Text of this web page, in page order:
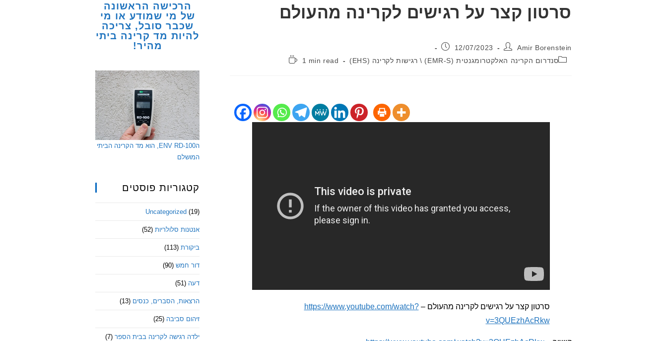
סרטון קצר על רגישים לקרינה מהעולם
מחבר:
Amir Borenstein פורסם:
12/07/2023
קטגוריה:
סנדרום הקרינה האלקטרומגנטית (EMR-S) \ רגישות לקרינה (EHS)
זמן
1 min read
סרטון קצר על רגישים לקרינה מהעולם –https://www.youtube.com/watch?
v=3QUEzhAcRkw
הרכישה הראשונה
של מי שמודע או מי
שכבר סובל, צריכה
להיות מד קרינה ביתי
מהיר!
הENV RD-100, הוא מד הקרינה הביתי
המושלם
קטגוריות פוסטים
Uncategorized (19)
אנטנות סלולריות (52)
ביקורת (113)
דור חמש (90)
דעה (51)
הרצאות, הסברים, כנסים (13)
זיהום סביבה (25)
ילדה רגישה לקרינה בבית הספר (7)